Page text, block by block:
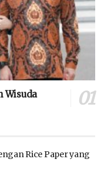
Wisuda
Rice Paper yang